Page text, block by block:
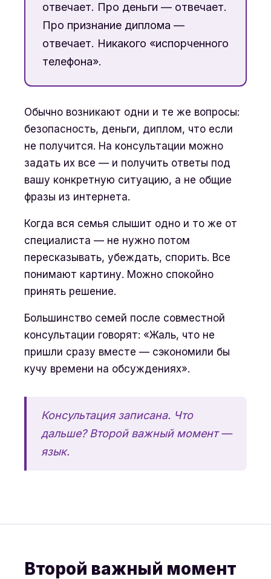
отвечает. Про деньги — отвечает.
Про признание диплома —
отвечает. Никакого «испорченного
телефона».
Обычно возникают одни и те же вопросы:
безопасность, деньги, диплом, что если
не получится. На консультации можно
задать их все — и получить ответы под
вашу конкретную ситуацию, а не общие
фразы из интернета.
Когда вся семья слышит одно и то же от
специалиста — не нужно потом
пересказывать, убеждать, спорить. Все
понимают картину. Можно спокойно
принять решение.
Большинство семей после совместной
консультации говорят: «Жаль, что не
пришли сразу вместе — сэкономили бы
кучу времени на обсуждениях».
Консультация записана. Что
дальше? Второй важный момент —
язык.
Второй важный момент